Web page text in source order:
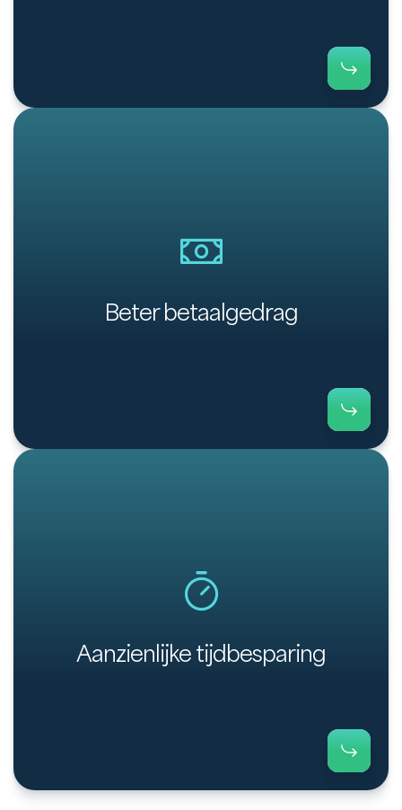
Beter betaalgedrag
Payt volgt facturen én storneringen consistent
Aanzienlijke tijdbesparing
Automatiseer je debiteurenbeheer en bespaar